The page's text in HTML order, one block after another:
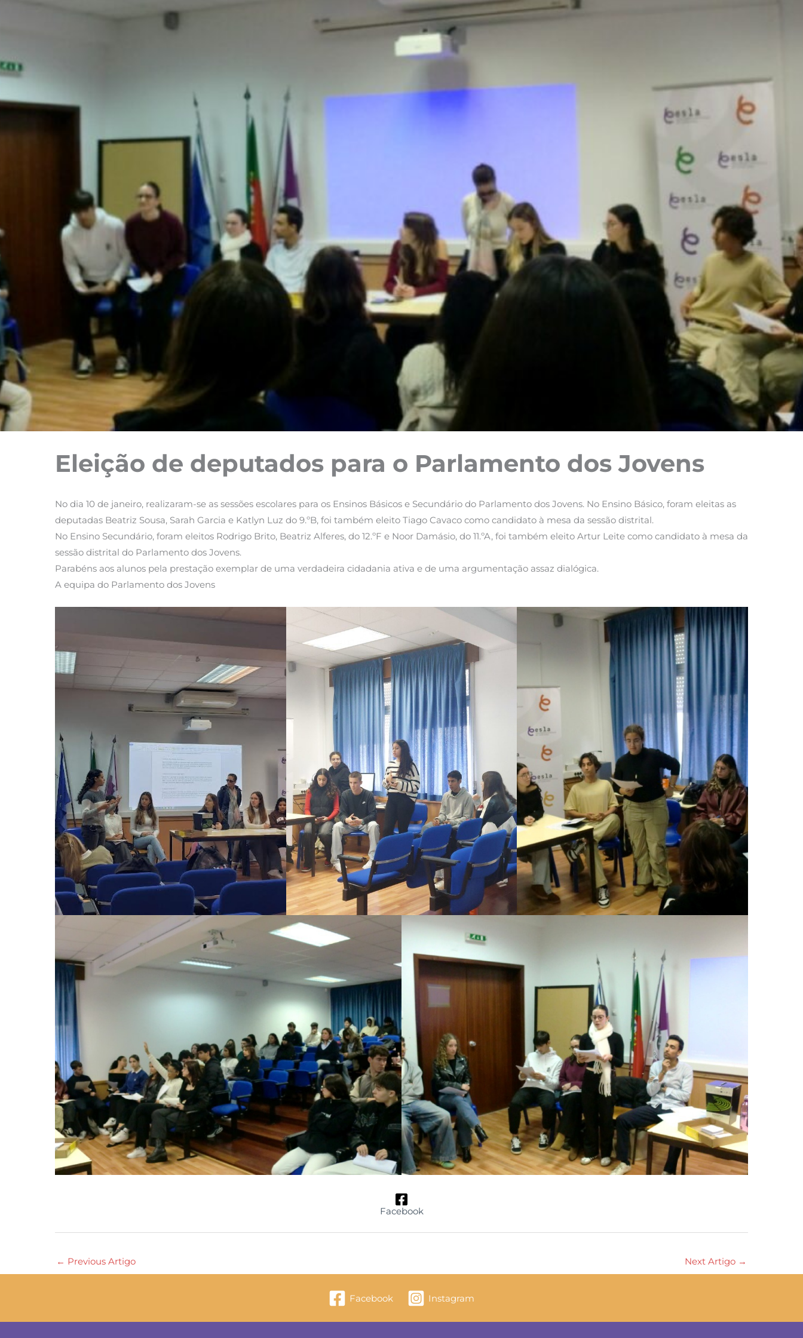
Eleição de deputados para o Parlamento dos Jovens
No dia 10 de janeiro, realizaram-se as sessões escolares para os Ensinos Básicos e Secundário do Parlamento dos Jovens. No Ensino Básico, foram eleitas as
deputadas Beatriz Sousa, Sarah Garcia e Katlyn Luz do 9.ºB, foi também eleito Tiago Cavaco como candidato à mesa da sessão distrital.
No Ensino Secundário, foram eleitos Rodrigo Brito, Beatriz Alferes, do 12.ºF e Noor Damásio, do 11.ºA, foi também eleito Artur Leite como candidato à mesa da
sessão distrital do Parlamento dos Jovens.
Parabéns aos alunos pela prestação exemplar de uma verdadeira cidadania ativa e de uma argumentação assaz dialógica.
A equipa do Parlamento dos Jovens
Facebook
← Previous Artigo Next Artigo →
Facebook Instagram